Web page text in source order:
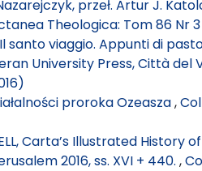
przeł. Artur J.
Theologica: Tom 86 Nr
Il santo viaggio. Appunti di
University Press, Città del
proroka Ozeasza,
Carta’s Illustrated History
2016, ss. XVI + 440. ,